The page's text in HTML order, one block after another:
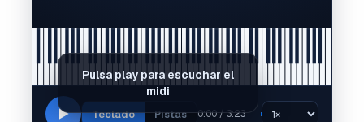
Pulsa play para escuchar el
midi
Teclado Pistas 0:00 / 3:23